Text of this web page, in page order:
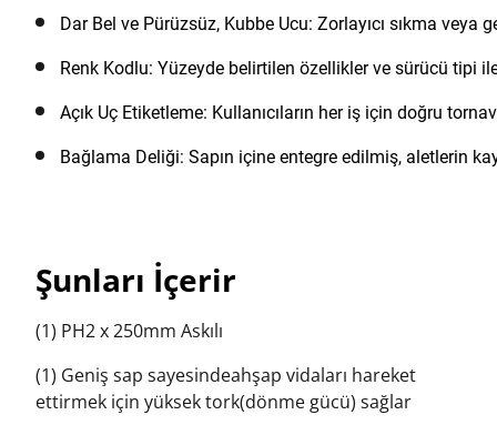
Dar Bel ve Pürüzsüz, Kubbe Ucu: Zorlayıcı sıkma
Renk Kodlu: Yüzeyde belirtilen özellikler ve sürücü tipi
Açık Uç Etiketleme: Kullanıcıların her iş için doğru
Bağlama Deliği: Sapın içine entegre edilmiş, aletlerin
Şunları İçerir
(1) PH2 x 250mm Askılı
(1) Geniş sap sayesindeahşap vidaları hareket
ettirmek için yüksek tork(dönme gücü) sağlar